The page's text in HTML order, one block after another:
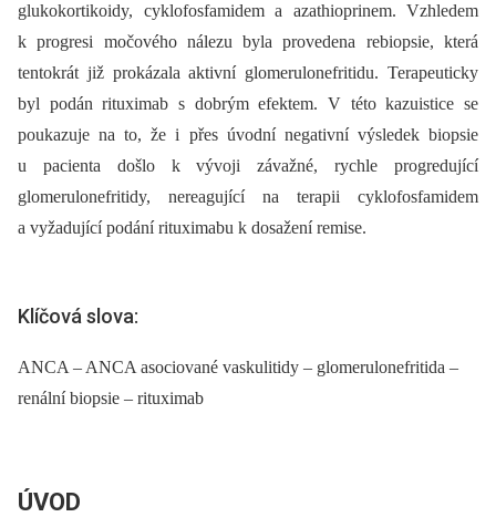
glukokortikoidy, cyklofosfamidem a azathioprinem. Vzhledem
k progresi močového nálezu byla provedena rebiopsie, která
tentokrát již prokázala aktivní glomerulonefritidu. Terapeuticky
byl podán rituximab s dobrým efektem. V této kazuistice se
poukazuje na to, že i přes úvodní negativní výsledek biopsie
u pacienta došlo k vývoji závažné, rychle progredující
glomerulonefritidy, nereagující na terapii cyklofosfamidem
a vyžadující podání rituximabu k dosažení remise.
Klíčová slova:
ANCA – ANCA asociované vaskulitidy – glomerulonefritida –
renální biopsie – rituximab
ÚVOD